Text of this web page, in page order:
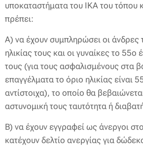
υποκαταστήματα του ΙΚΑ του τόπου
πρέπει:
Α) να έχουν συμπληρώσει οι άνδρες
ηλικίας τους και οι γυναίκες το 55ο
τους (για τους ασφαλισμένους στα
επαγγέλματα το όριο ηλικίας είναι
αντίστοιχα), το οποίο θα
αστυνομική τους ταυτότητα ή
Β) να έχουν εγγραφεί ως άνεργοι
κατέχουν δελτίο ανεργίας για